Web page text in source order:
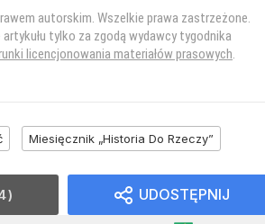
autorskim. Wszelkie prawa zastrzeżone.
tylko za zgodą wydawcy tygodnika
licencjonowania materiałów prasowych.
Miesięcznik „Historia Do Rzeczy”
UDOSTĘPNIJ